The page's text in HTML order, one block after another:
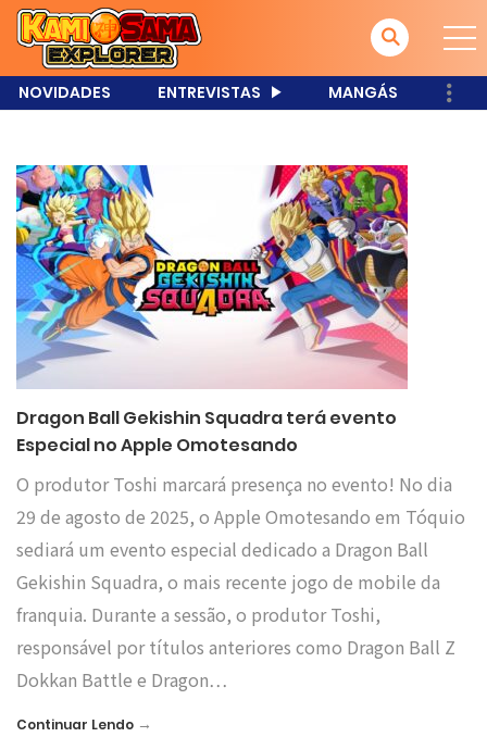
NOVIDADES ENTREVISTAS MANGÁS
Dragon Ball Gekishin Squadra terá evento
Especial no Apple Omotesando
O produtor Toshi marcará presença no evento! No dia
29 de agosto de 2025, o Apple Omotesando em Tóquio
sediará um evento especial dedicado a Dragon Ball
Gekishin Squadra, o mais recente jogo de mobile da
franquia. Durante a sessão, o produtor Toshi,
responsável por títulos anteriores como Dragon Ball Z
Dokkan Battle e Dragon…
Continuar Lendo →